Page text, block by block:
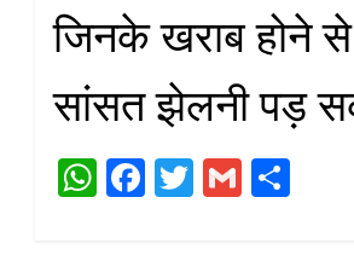
जिनके खराब होने से
सांसत झेलनी पड़
W Fa T
G